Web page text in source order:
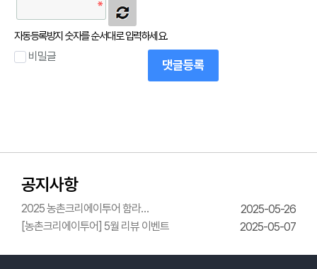
자동등록방지 숫자를 순서대로 입력하세요.
비밀글
댓글등록
공지사항
2025 농촌크리에이투어 함라
한옥체험관 웨딩의상체험
2025-05-26
[농촌크리에이투어] 5월 리뷰 이벤트
2025-05-07